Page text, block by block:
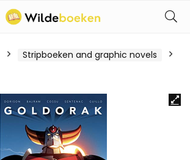
Stripboeken and graphic novels